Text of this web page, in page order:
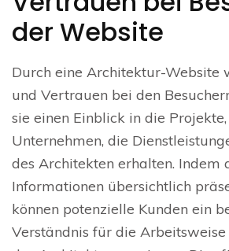
der Website
Durch eine Architektur-Website
und Vertrauen bei den
sie einen Einblick in die
Unternehmen, die
des Architekten erhalten. Indem
Informationen übersichtlich
können potenzielle Kunden ein
Verständnis für die